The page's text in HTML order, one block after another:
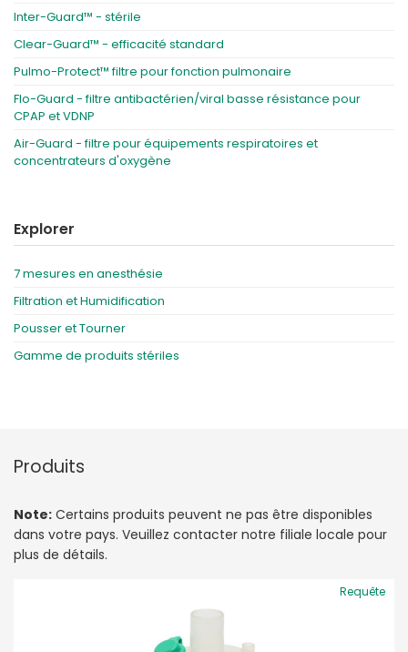
Inter-Guard™ - stérile
Clear-Guard™ - efficacité standard
Pulmo-Protect™ filtre pour fonction pulmonaire
Flo-Guard - filtre antibactérien/viral basse résistance pour
CPAP et VDNP
Air-Guard - filtre pour équipements respiratoires et
concentrateurs d'oxygène
Explorer
7 mesures en anesthésie
Filtration et Humidification
Pousser et Tourner
Gamme de produits stériles
Produits
Note: Certains produits peuvent ne pas être disponibles
dans votre pays. Veuillez contacter notre filiale locale pour
plus de détails.
Requête